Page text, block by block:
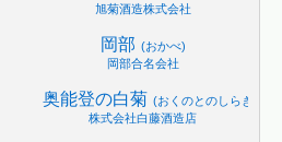
旭菊酒造株式会社
岡部 (おかべ)
岡部合名会社
奥能登の白菊 (おくのとのしらぎく)
株式会社白藤酒造店